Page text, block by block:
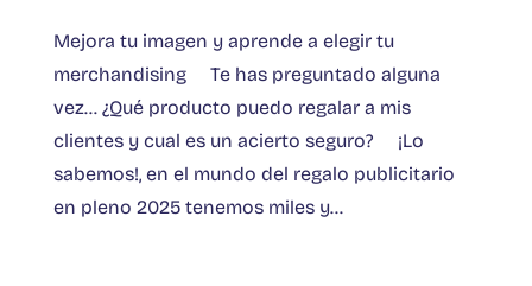
Mejora tu imagen y aprende a elegir tu
merchandising Te has preguntado alguna
vez… ¿Qué producto puedo regalar a mis
clientes y cual es un acierto seguro? ¡Lo
sabemos!, en el mundo del regalo publicitario
en pleno 2025 tenemos miles y...